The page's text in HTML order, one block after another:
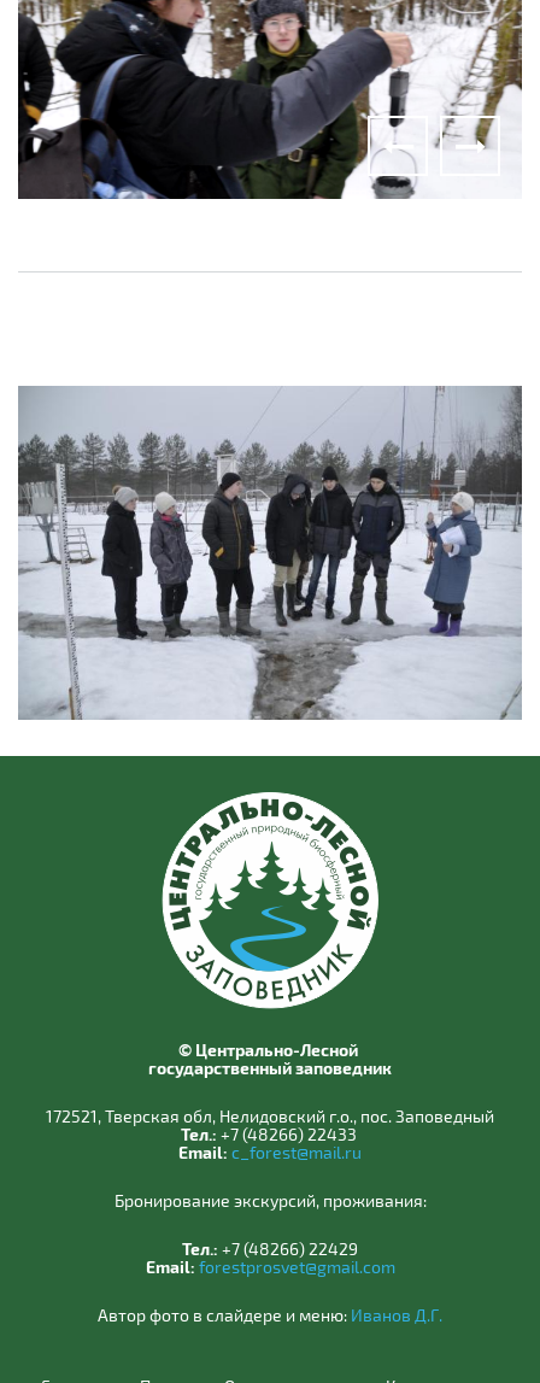
© Центрально-Лесной
государственный заповедник
172521, Тверская обл, Нелидовский г.о., пос. Заповедный
Тел.: +7 (48266) 22433
Email: c_forest@mail.ru
Бронирование экскурсий, проживания:
Тел.: +7 (48266) 22429
Email: forestprosvet@gmail.com
Автор фото в слайдере и меню: Иванов Д.Г.